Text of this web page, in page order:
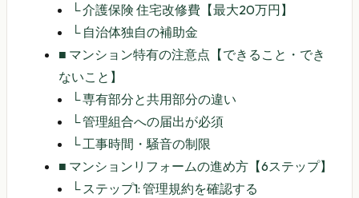
└介護保険 住宅改修費【最大20万円】
└ 自治体独自の補助金
■ マンション特有の注意点【できること・でき
ないこと】
└専有部分と共用部分の違い
└管理組合への届出が必須
└工事時間・騒音の制限
■ マンションリフォームの進め方【6ステップ】
└ ステップ1: 管理規約を確認する